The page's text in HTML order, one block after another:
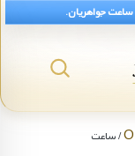
جواهریان.
/ ساعت